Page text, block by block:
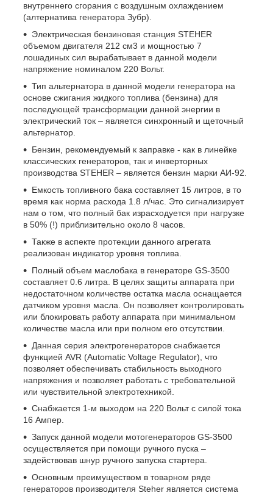
внутреннего сгорания с воздушным охлаждением
(алтернатива генератора Зубр).
Электрическая бензиновая станция STEHER
объемом двигателя 212 см3 и мощностью 7
лошадиных сил вырабатывает в данной модели
напряжение номиналом 220 Вольт.
Тип альтернатора в данной модели генератора на
основе сжигания жидкого топлива (бензина) для
последующей трансформации данной энергии в
электрический ток – является синхронный и щеточный
альтернатор.
Бензин, рекомендуемый к заправке - как в линейке
классических генераторов, так и инверторных
производства STEHER – является бензин марки АИ-92.
Емкость топливного бака составляет 15 литров, в то
время как норма расхода 1.8 л/час. Это сигнализирует
нам о том, что полный бак израсходуется при нагрузке
в 50% (!) приблизительно около 8 часов.
Также в аспекте протекции данного агрегата
реализован индикатор уровня топлива.
Полный объем маслобака в генераторе GS-3500
составляет 0.6 литра. В целях защиты аппарата при
недостаточном количестве остатка масла оснащается
датчиком уровня масла. Он позволяет контролировать
или блокировать работу аппарата при минимальном
количестве масла или при полном его отсутствии.
Данная серия электрогенераторов снабжается
функцией AVR (Automatic Voltage Regulator), что
позволяет обеспечивать стабильность выходного
напряжения и позволяет работать с требовательной
или чувствительной электротехникой.
Снабжается 1-м выходом на 220 Вольт с силой тока
16 Ампер.
Запуск данной модели мотогенераторов GS-3500
осуществляется при помощи ручного пуска –
задействовав шнур ручного запуска стартера.
Основным преимуществом в товарном ряде
генераторов производителя Steher является система